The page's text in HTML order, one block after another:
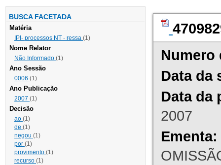
BUSCA FACETADA
Matéria
IPI- processos NT - ressa (1)
Nome Relator
Não Informado (1)
Ano Sessão
0006 (1)
Ano Publicação
2007 (1)
Decisão
ao (1)
de (1)
negou (1)
por (1)
provimento (1)
recurso (1)
Numero
Data da
Data da
2007
Ementa: